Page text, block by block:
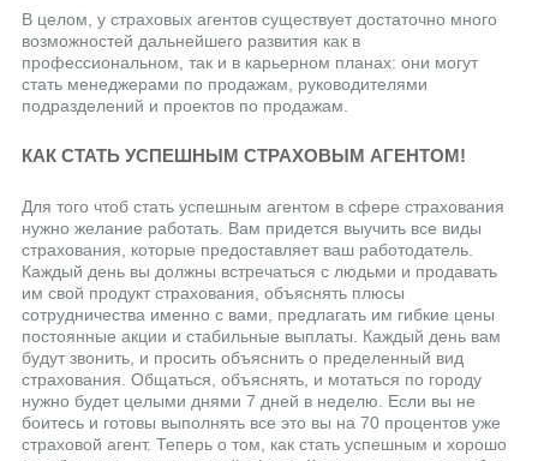
В целом, у страховых агентов существует достаточно много
возможностей дальнейшего развития как в
профессиональном, так и в карьерном планах: они могут
стать менеджерами по продажам, руководителями
подразделений и проектов по продажам.
КАК СТАТЬ УСПЕШНЫМ СТРАХОВЫМ АГЕНТОМ!
Для того чтоб стать успешным агентом в сфере страхования
нужно желание работать. Вам придется выучить все виды
страхования, которые предоставляет ваш работодатель.
Каждый день вы должны встречаться с людьми и продавать
им свой продукт страхования, объяснять плюсы
сотрудничества именно с вами, предлагать им гибкие цены
постоянные акции и стабильные выплаты. Каждый день вам
будут звонить, и просить объяснить о пределенный вид
страхования. Общаться, объяснять, и мотаться по городу
нужно будет целыми днями 7 дней в неделю. Если вы не
боитесь и готовы выполнять все это вы на 70 процентов уже
страховой агент. Теперь о том, как стать успешным и хорошо